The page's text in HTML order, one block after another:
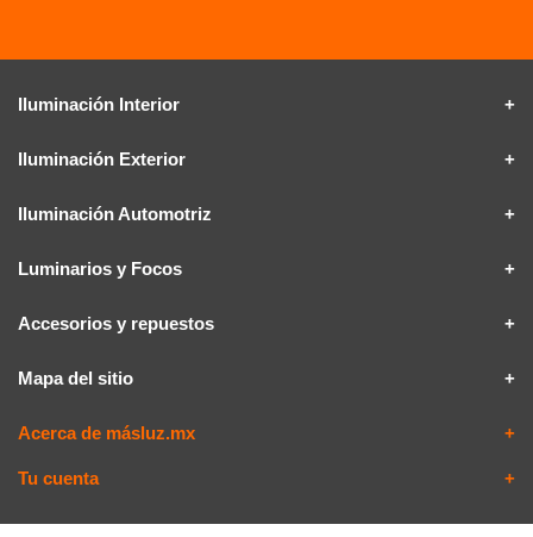
Iluminación Interior
Iluminación Exterior
Iluminación Automotriz
Luminarios y Focos
Accesorios y repuestos
Mapa del sitio
Acerca de másluz.mx
Tu cuenta